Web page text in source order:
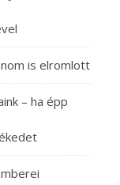
is elromlott
– ha épp